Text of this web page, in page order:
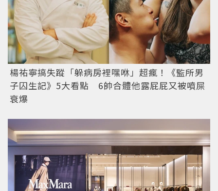
楊祐寧搞失蹤「躲病房裡嘿咻」超瘋！《監所男
子囚生記》5大看點 6帥合體他露屁屁又被噴屎
衰爆